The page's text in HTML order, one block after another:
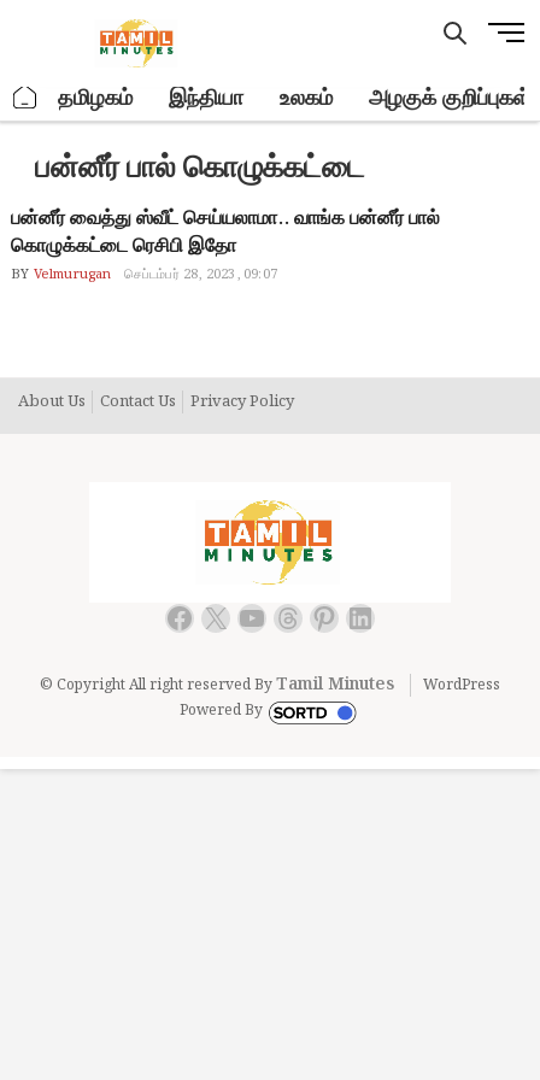
M
u
. தமிழகம் இந்தியா உலகம் அழகுக் குறிப்புகள்
பன்னீர் பால் கொழுக்கட்டை
பன்னீர் வைத்து ஸ்வீட் செய்யலாமா.. வாங்க பன்னீர் பால்
கொழுக்கட்டை ரெசிபி இதோ
BY Velmurugan செப்டம்பர் 28, 2023, 09:07
About Us Contact Us Privacy Policy
Facebook
X YouTube
Threads
Pinterest
LinkedIn
© Copyright All right reserved ByTamil Minutes
WordPress
Powered By